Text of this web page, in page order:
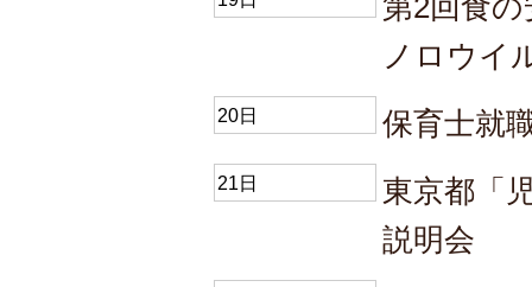
第2回食
ノロウイ
20日 保育士就
21日
東京都「
説明会